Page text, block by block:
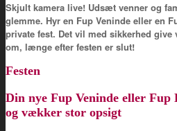
Skjult kamera live! Udsæt venner og
glemme. Hyr en Fup Veninde eller en
private fest. Det vil med sikkerhed
om, længe efter festen er slut!
Festen
Din nye Fup Veninde eller
og vækker stor opsigt